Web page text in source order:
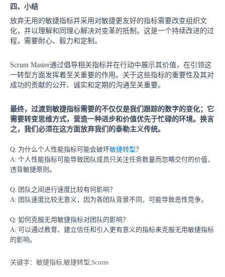
四、小结
放弃无用的敏捷指标并采用对敏捷更友好的指标需要改变组织文
化，并以理解和同理心解决对变革的抵制。这是一个持续改进的过
程，需要耐心、毅力和定制。
Scrum Master通过倡导相关指标并在行动中展示其价值，在引领这
一转型方面发挥着至关重要的作用。关于这些指标的重要性及其对
成功的贡献的公开、诚实和定期的沟通至关重要。
最终，过渡到敏捷指标需要的不仅仅是我们跟踪的数字的变化； 它
需要转变思维方式，营造一种进步和价值优先于忙碌的环境。换言
之，我们必须在这方面放弃我们的泰勒主义传统。
Q: 为什么个人性能指标可能会破坏敏捷转型？
A: 个人性能指标可能导致团队成员只关注任务数量而忽略交付的价值，
违背敏捷原则。
Q: 团队之间进行速度比较有何影响？
A: 团队速度比较无意义，因为各团队背景不同，可能导致恶性竞争。
Q: 如何克服无用敏捷指标对团队的影响？
A: 可以通过教育、建立信任和引入更有意义的指标来克服无用敏捷指标
的影响。
关键字 ：敏捷指标,敏捷转型,Scurm